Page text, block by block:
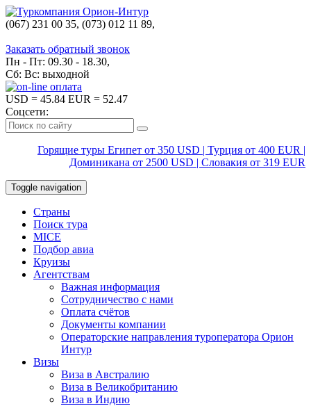
(067) 231 00 35, (073) 012 11 89,
Заказать обратный звонок
Пн - Пт: 09.30 - 18.30,
Сб: Вс: выходной
USD = 45.84 EUR = 52.47
Соцсети:
Горящие туры Египет от 350 USD | Турция от 400 EUR |
Доминикана от 2500 USD | Словакия от 319 EUR
Toggle navigation
Страны
Поиск тура
MICE
Подбор авиа
Круизы
Агентствам
Важная информация
Сотрудничество с нами
Оплата счётов
Документы компании
Операторские направления туроператора Орион
Интур
Визы
Виза в Австралию
Виза в Великобританию
Виза в Индию